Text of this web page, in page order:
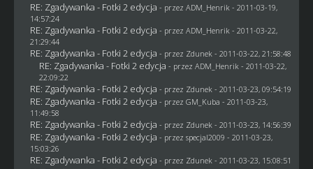
RE: Zgadywanka - Fotki 2 edycja - przez ADM_Henrik - 2011-03-19,
14:57:24
RE: Zgadywanka - Fotki 2 edycja - przez ADM_Henrik - 2011-03-22,
21:29:44
RE: Zgadywanka - Fotki 2 edycja - przez Zdunek - 2011-03-22, 21:58:48
RE: Zgadywanka - Fotki 2 edycja - przez ADM_Henrik - 2011-03-22,
22:09:22
RE: Zgadywanka - Fotki 2 edycja - przez Zdunek - 2011-03-23, 09:54:19
RE: Zgadywanka - Fotki 2 edycja - przez GM_Kuba - 2011-03-23,
11:49:58
RE: Zgadywanka - Fotki 2 edycja - przez Zdunek - 2011-03-23, 14:56:39
RE: Zgadywanka - Fotki 2 edycja - przez specjal2009 - 2011-03-23,
15:03:26
RE: Zgadywanka - Fotki 2 edycja - przez Zdunek - 2011-03-23, 15:08:51